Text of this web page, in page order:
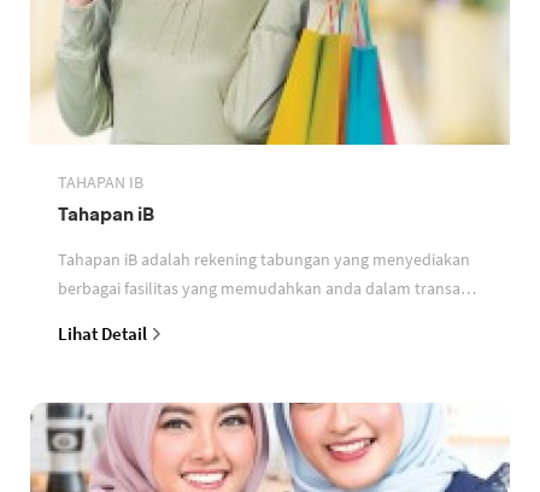
TAHAPAN IB
Tahapan iB
Tahapan iB adalah rekening tabungan yang menyediakan
berbagai fasilitas yang memudahkan anda dalam transaksi
Lihat Detail